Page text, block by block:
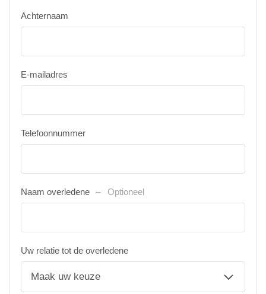
Achternaam
E-mailadres
Telefoonnummer
Naam overledene Optioneel
Uw relatie tot de overledene